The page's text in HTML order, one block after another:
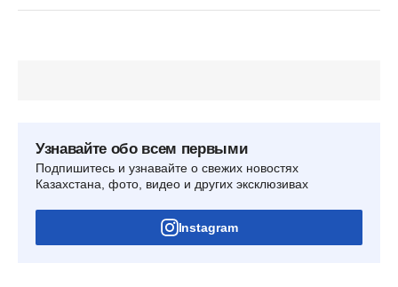
Узнавайте обо всем первыми
Подпишитесь и узнавайте о свежих новостях
Казахстана, фото, видео и других эксклюзивах
Instagram